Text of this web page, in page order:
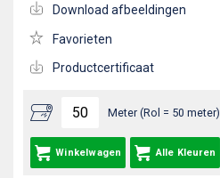
Meter (Rol = 50 meter)
Winkelwagen Alle Kleuren
Download afbeeldingen
Favorieten
Productcertificaat